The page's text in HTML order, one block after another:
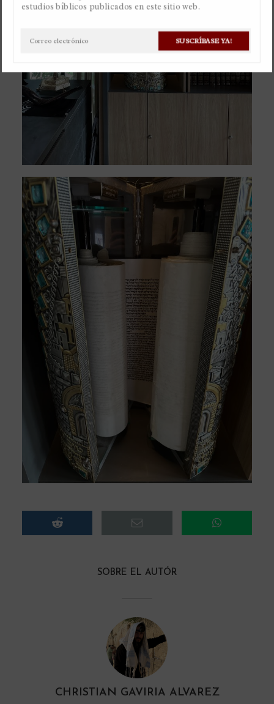
Haz una pregunta
Disponible en inglés
SOBRE EL AUTÓR
CHRISTIAN GAVIRIA ALVAREZ
SUSCRÍBASE YA!
estudios bíblicos publicados en este sitio web.